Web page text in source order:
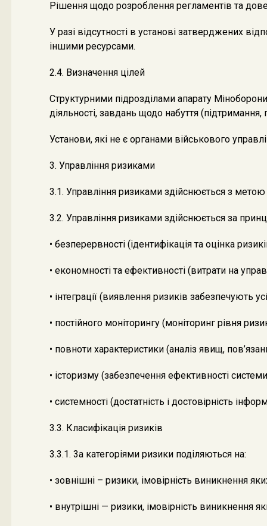
Рішення щодо розроблення регламентів та
У разі відсутності в установі затверджених
іншими ресурсами.
2.4. Визначення цілей
Структурними підрозділами апарату
діяльності, завдань щодо набуття
Установи, які не є органами військового
3. Управління ризиками
3.1. Управління ризиками здійснюється з
3.2. Управління ризиками здійснюється за
• безперервності (ідентифікація та оцінка
• економності та ефективності (витрати на
• інтеграції (виявлення ризиків забезпечують
• постійного моніторингу (моніторинг рівня
• повноти характеристики (аналіз явищ,
• історизму (забезпечення ефективності
• системності (достатність і достовірність
3.3. Класифікація ризиків
3.3.1. 3а категоріями ризики поділяються на:
• зовнішні – ризики, імовірність виникнення
• внутрішні — ризики, імовірність виникнення